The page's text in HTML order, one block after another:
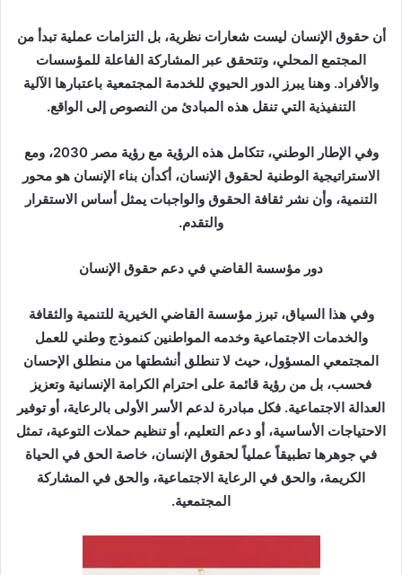
أن حقوق الإنسان ليست شعارات نظرية، بل التزامات عملية تبدأ من
المجتمع المحلي، وتتحقق عبر المشاركة الفاعلة للمؤسسات
والأفراد. وهنا يبرز الدور الحيوي للخدمة المجتمعية باعتبارها الآلية
التنفيذية التي تنقل هذه المبادئ من النصوص إلى الواقع.
وفي الإطار الوطني، تتكامل هذه الرؤية مع رؤية مصر 2030، ومع
الاستراتيجية الوطنية لحقوق الإنسان، أكدأن بناء الإنسان هو محور
التنمية، وأن نشر ثقافة الحقوق والواجبات يمثل أساس الاستقرار
والتقدم.
دور مؤسسة القاضي في دعم حقوق الإنسان
وفي هذا السياق، تبرز مؤسسة القاضي الخيرية للتنمية والثقافة
والخدمات الاجتماعية وخدمه المواطنين كنموذج وطني للعمل
المجتمعي المسؤول، حيث لا تنطلق أنشطتها من منطلق الإحسان
فحسب، بل من رؤية قائمة على احترام الكرامة الإنسانية وتعزيز
العدالة الاجتماعية. فكل مبادرة لدعم الأسر الأولى بالرعاية، أو توفير
الاحتياجات الأساسية، أو دعم التعليم، أو تنظيم حملات التوعية، تمثل
في جوهرها تطبيقاً عملياً لحقوق الإنسان، خاصة الحق في الحياة
الكريمة، والحق في الرعاية الاجتماعية، والحق في المشاركة
المجتمعية.